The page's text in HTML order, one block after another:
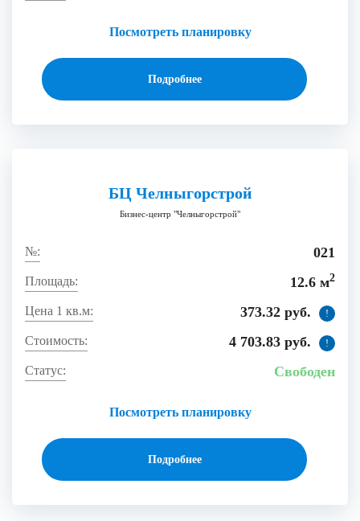
Посмотреть планировку
Подробнее
БЦ Челныгорстрой
Бизнес-центр "Челныгорстрой"
021
12.6 м2
373.32 руб. !
4 703.83 руб. !
Посмотреть планировку
Свободен
Подробнее